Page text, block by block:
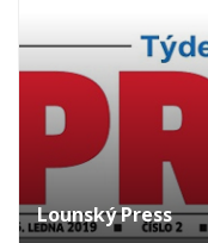
Lounský Press